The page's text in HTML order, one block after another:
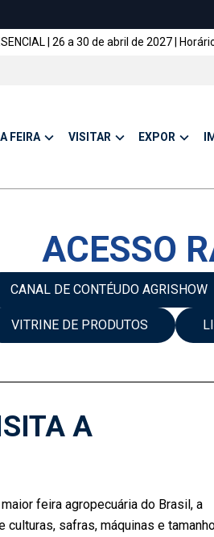
| 26 a 30 de abril de 2027 |
A FEIRA VISITAR EXPOR
ACESSO
CANAL DE CONTÉUDO AGRISHOW
VITRINE DE PRODUTOS
A
feira agropecuária do Brasil, a
safras, máquinas e